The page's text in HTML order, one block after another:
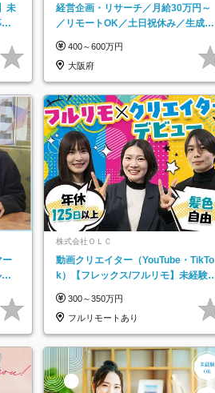
未
経営企画・リサーチ／月給30万円～
／リモートOK／土日祝休み／生成AI
400～600万円
大阪府
ー
株式会社ＯＬＣ
動画クリエイター（YouTube・TikTo
k）【フレックス/フルリモ】未経験O
300～350万円
フルリモートあり